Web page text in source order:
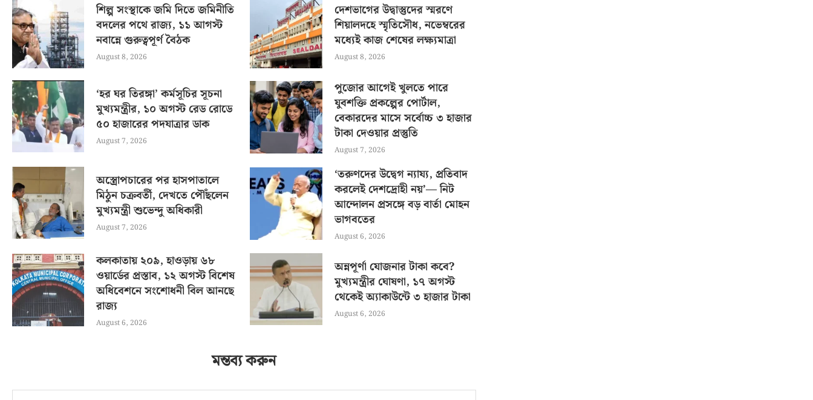
শিল্প সংস্থাকে জমি দিতে জমিনীতি
বদলের পথে রাজ্য, ১১ আগস্ট
নবান্নে গুরুত্বপূর্ণ বৈঠক
August 8, 2026
দেশভাগের উদ্বাস্তুদের স্মরণে
শিয়ালদহে স্মৃতিসৌধ, নভেম্বরের
মধ্যেই কাজ শেষের লক্ষ্যমাত্রা
August 8, 2026
‘হর ঘর তিরঙ্গা’ কর্মসূচির সূচনা
মুখ্যমন্ত্রীর, ১০ অগস্ট রেড রোডে
৫০ হাজারের পদযাত্রার ডাক
August 7, 2026
পুজোর আগেই খুলতে পারে
যুবশক্তি প্রকল্পের পোর্টাল,
বেকারদের মাসে সর্বোচ্চ ৩ হাজার
টাকা দেওয়ার প্রস্তুতি
August 7, 2026
অস্ত্রোপচারের পর হাসপাতালে
মিঠুন চক্রবর্তী, দেখতে পৌঁছলেন
মুখ্যমন্ত্রী শুভেন্দু অধিকারী
August 7, 2026
‘তরুণদের উদ্বেগ ন্যায্য, প্রতিবাদ
করলেই দেশদ্রোহী নয়’— নিট
আন্দোলন প্রসঙ্গে বড় বার্তা মোহন
ভাগবতের
August 6, 2026
কলকাতায় ২০৯, হাওড়ায় ৬৮
ওয়ার্ডের প্রস্তাব, ১২ অগস্ট বিশেষ
অধিবেশনে সংশোধনী বিল আনছে
রাজ্য
August 6, 2026
অন্নপূর্ণা যোজনার টাকা কবে?
মুখ্যমন্ত্রীর ঘোষণা, ১৭ অগস্ট
থেকেই অ্যাকাউন্টে ৩ হাজার টাকা
August 6, 2026
মন্তব্য করুন